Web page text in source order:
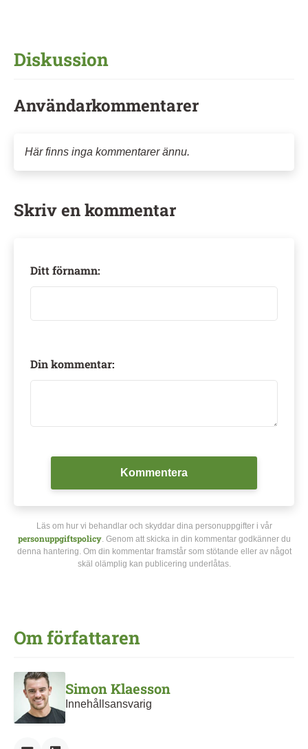
Diskussion
Användarkommentarer
Här finns inga kommentarer ännu.
Skriv en kommentar
Ditt förnamn:
Din kommentar:
Kommentera
Läs om hur vi behandlar och skyddar dina personuppgifter i vår
personuppgiftspolicy. Genom att skicka in din kommentar godkänner du
denna hantering. Om din kommentar framstår som stötande eller av något
skäl olämplig kan publicering underlåtas.
Om författaren
Simon Klaesson
Innehållsansvarig